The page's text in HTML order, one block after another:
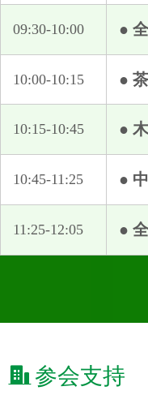
09:30-10:00 ●
10:00-10:15 ●
10:15-10:45 ●
10:45-11:25 ●
11:25-12:05 ●
参会支持
Amazon
Kelheim
北京中纺化